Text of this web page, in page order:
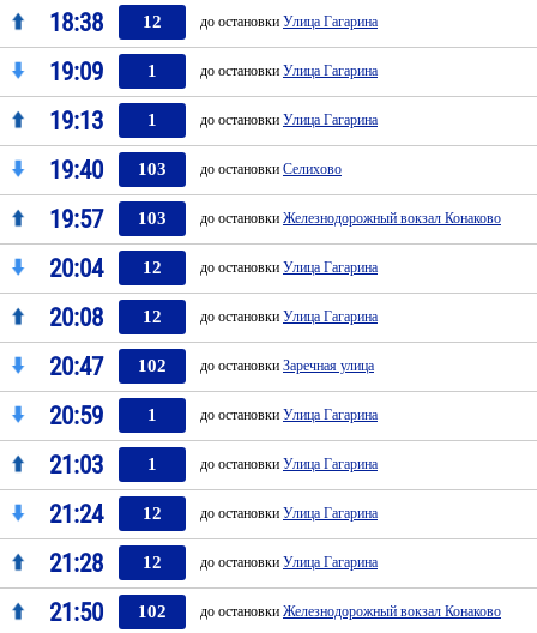
18:38 12 до остановки Улица Гагарина
19:09 1 до остановки Улица Гагарина
19:13 1 до остановки Улица Гагарина
19:40 103 до остановки Селихово
19:57 103 до остановки Железнодорожный вокзал Конаково
20:04 12 до остановки Улица Гагарина
20:08 12 до остановки Улица Гагарина
20:47 102 до остановки Заречная улица
20:59 1 до остановки Улица Гагарина
21:03 1 до остановки Улица Гагарина
21:24 12 до остановки Улица Гагарина
21:28 12 до остановки Улица Гагарина
21:50 102 до остановки Железнодорожный вокзал Конаково